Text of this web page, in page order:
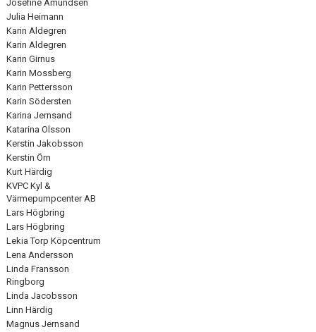
Josefine Amundsen
Julia Heimann
Karin Aldegren
Karin Aldegren
Karin Girnus
Karin Mossberg
Karin Pettersson
Karin Södersten
Karina Jernsand
Katarina Olsson
Kerstin Jakobsson
Kerstin Örn
Kurt Härdig
KVPC Kyl &
Värmepumpcenter AB
Lars Högbring
Lars Högbring
Lekia Torp Köpcentrum
Lena Andersson
Linda Fransson
Ringborg
Linda Jacobsson
Linn Härdig
Magnus Jernsand